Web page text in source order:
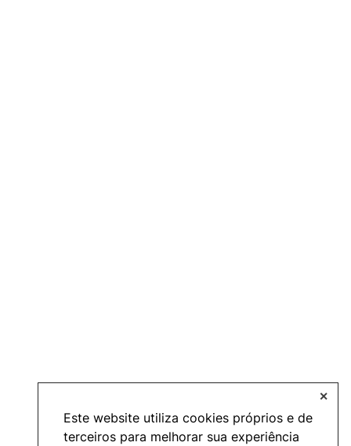
Este website utiliza cookies próprios e de
terceiros para melhorar sua experiência
✕